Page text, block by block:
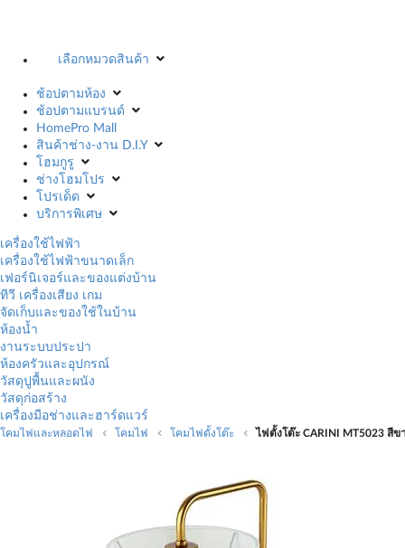
เลือกหมวดสินค้า
ช้อปตามห้อง
ช้อปตามแบรนด์
HomePro Mall
สินค้าช่าง-งาน D.I.Y
โฮมกูรู
ช่างโฮมโปร
โปรเด็ด
บริการพิเศษ
เครื่องใช้ไฟฟ้า
เครื่องใช้ไฟฟ้าขนาดเล็ก
เฟอร์นิเจอร์และของแต่งบ้าน
ทีวี เครื่องเสียง เกม
จัดเก็บและของใช้ในบ้าน
ห้องน้ำ
งานระบบประปา
ห้องครัวและอุปกรณ์
วัสดุปูพื้นและผนัง
วัสดุก่อสร้าง
เครื่องมือช่างและฮาร์ดแวร์
โคมไฟและหลอดไฟ โคมไฟ โคมไฟตั้งโต๊ะ ไฟตั้งโต๊ะ CARINI MT5023 สี